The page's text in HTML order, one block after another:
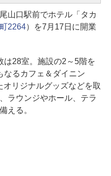
山口駅前でホテル「タカ
2264）を7月17日に開業
28室。施設の2～5階を
なるカフェ＆ダイニン
リジナルグッズなどを取
ラウンジやホール、テラ
える。